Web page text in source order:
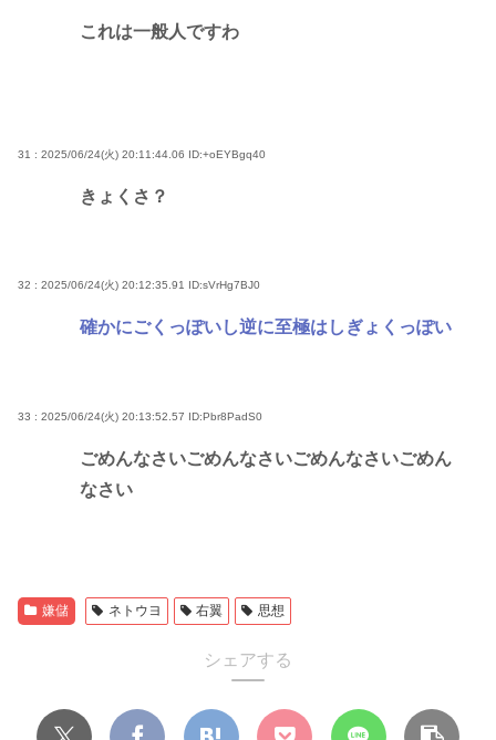
これは一般人ですわ
31 : 2025/06/24(火) 20:11:44.06 ID:+oEYBgq40
きょくさ？
32 : 2025/06/24(火) 20:12:35.91 ID:sVrHg7BJ0
確かにごくっぽいし逆に至極はしぎょくっぽい
33 : 2025/06/24(火) 20:13:52.57 ID:Pbr8PadS0
ごめんなさいごめんなさいごめんなさいごめん
なさい
嫌儲 ネトウヨ 右翼 思想
シェアする